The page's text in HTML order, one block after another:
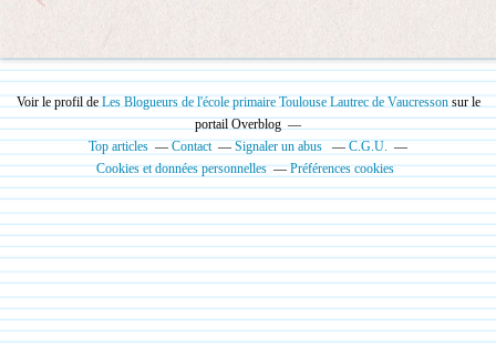
Voir le profil de Les Blogueurs de l'école primaire Toulouse Lautrec de Vaucressonsur le
portail Overblog
Top articles
Contact Signaler un abus
C.G.U.
Cookies et données personnelles
Préférences cookies